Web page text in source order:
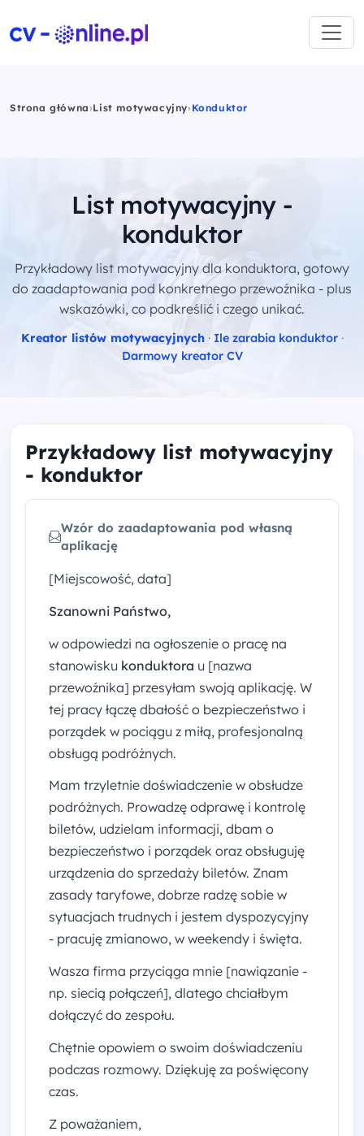
Strona główna›List motywacyjny› Konduktor
List motywacyjny -
konduktor
Przykładowy list motywacyjny dla konduktora, gotowy
do zaadaptowania pod konkretnego przewoźnika - plus
wskazówki, co podkreślić i czego unikać.
Kreator listów motywacyjnych · Ile zarabia konduktor ·
Darmowy kreator CV
Przykładowy list motywacyjny
- konduktor
Wzór do zaadaptowania pod własną
aplikację
[Miejscowość, data]
Szanowni Państwo,
w odpowiedzi na ogłoszenie o pracę na
stanowisku konduktora u [nazwa
przewoźnika] przesyłam swoją aplikację. W
tej pracy łączę dbałość o bezpieczeństwo i
porządek w pociągu z miłą, profesjonalną
obsługą podróżnych.
Mam trzyletnie doświadczenie w obsłudze
podróżnych. Prowadzę odprawę i kontrolę
biletów, udzielam informacji, dbam o
bezpieczeństwo i porządek oraz obsługuję
urządzenia do sprzedaży biletów. Znam
zasady taryfowe, dobrze radzę sobie w
sytuacjach trudnych i jestem dyspozycyjny
- pracuję zmianowo, w weekendy i święta.
Wasza firma przyciąga mnie [nawiązanie -
np. siecią połączeń], dlatego chciałbym
dołączyć do zespołu.
Chętnie opowiem o swoim doświadczeniu
podczas rozmowy. Dziękuję za poświęcony
czas.
Z poważaniem,